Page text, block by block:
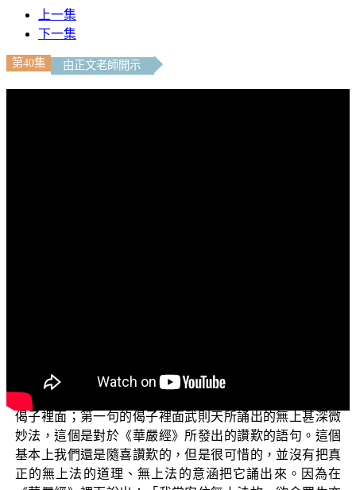
上一集
下一集
第40集 由正文老師開示
百千萬劫難值遇，我今見聞得證悟，願解如來究竟義。」
上一集剛好說明到所謂的無上法，也就是對照到第一句的
偈子裡面；第一句的偈子裡面武則天所誦出的無上甚深微
妙法，這個是對於《華嚴經》所發出的讚歎的語句。這個
基本上我們還是隨喜讚歎的，但是很可惜的，並沒有把真
正的無上法的道理、無上法的意涵把它誦出來。因為在